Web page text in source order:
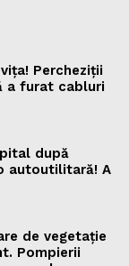
Percheziții
a furat cabluri
după
autoutilitară! A
de vegetație
Pompierii